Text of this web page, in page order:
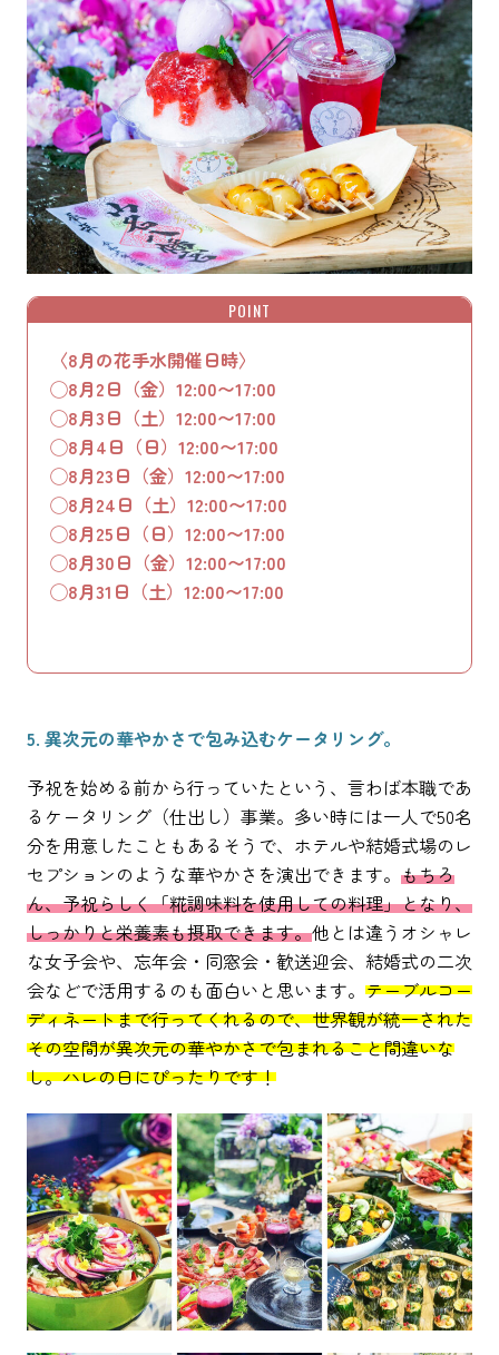
POINT
〈8月の花手水開催日時〉
◯8月2日（金）12:00〜17:00
◯8月3日（土）12:00〜17:00
◯8月4日（日）12:00〜17:00
◯8月23日（金）12:00〜17:00
◯8月24日（土）12:00〜17:00
◯8月25日（日）12:00〜17:00
◯8月30日（金）12:00〜17:00
◯8月31日（土）12:00〜17:00
5. 異次元の華やかさで包み込むケータリング。
予祝を始める前から行っていたという、言わば本職であ
るケータリング（仕出し）事業。多い時には一人で50名
分を用意したこともあるそうで、ホテルや結婚式場のレ
セプションのような華やかさを演出できます。 もちろ
ん、予祝らしく「糀調味料を使用しての料理」となり、
しっかりと栄養素も摂取できます。他とは違うオシャレ
な女子会や、忘年会・同窓会・歓送迎会、結婚式の二次
会などで活用するのも面白いと思います。 テーブルコー
ディネートまで行ってくれるので、世界観が統一された
その空間が異次元の華やかさで包まれること間違いな
し。ハレの日にぴったりです！